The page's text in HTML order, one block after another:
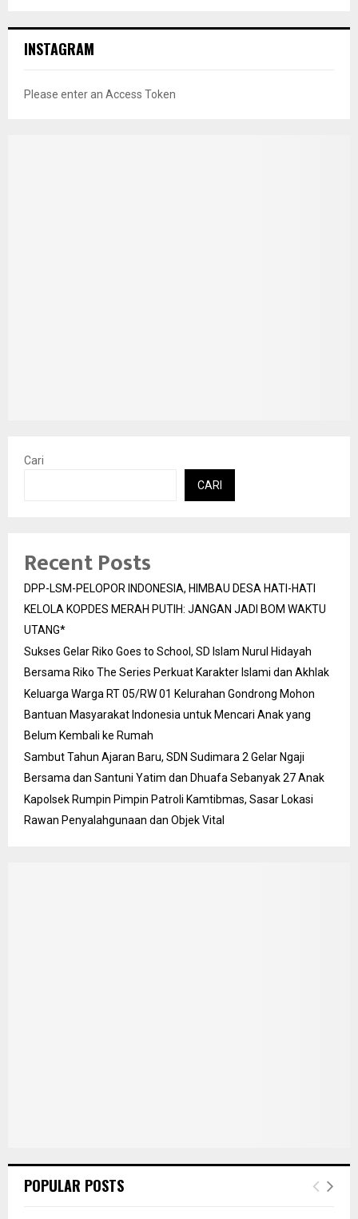
INSTAGRAM
Please enter an Access Token
Cari
CARI
Recent Posts
DPP-LSM-PELOPOR INDONESIA, HIMBAU DESA HATI-HATI
KELOLA KOPDES MERAH PUTIH: JANGAN JADI BOM WAKTU
UTANG*
Sukses Gelar Riko Goes to School, SD Islam Nurul Hidayah
Bersama Riko The Series Perkuat Karakter Islami dan Akhlak
Keluarga Warga RT 05/RW 01 Kelurahan Gondrong Mohon
Bantuan Masyarakat Indonesia untuk Mencari Anak yang
Belum Kembali ke Rumah
Sambut Tahun Ajaran Baru, SDN Sudimara 2 Gelar Ngaji
Bersama dan Santuni Yatim dan Dhuafa Sebanyak 27 Anak
Kapolsek Rumpin Pimpin Patroli Kamtibmas, Sasar Lokasi
Rawan Penyalahgunaan dan Objek Vital
POPULAR POSTS